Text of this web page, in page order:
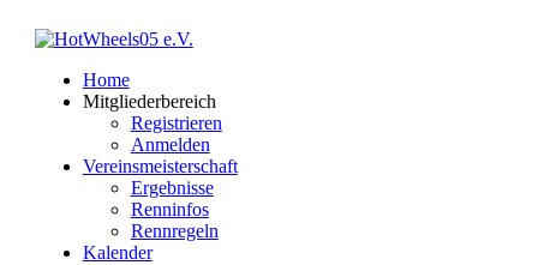
Home
Mitgliederbereich
Registrieren
Anmelden
Vereinsmeisterschaft
Ergebnisse
Renninfos
Rennregeln
Kalender